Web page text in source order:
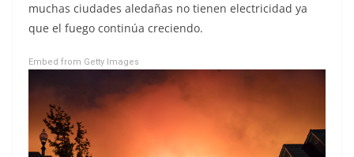
muchas ciudades aledañas no tienen electricidad ya
que el fuego continúa creciendo.
Embed from Getty Images